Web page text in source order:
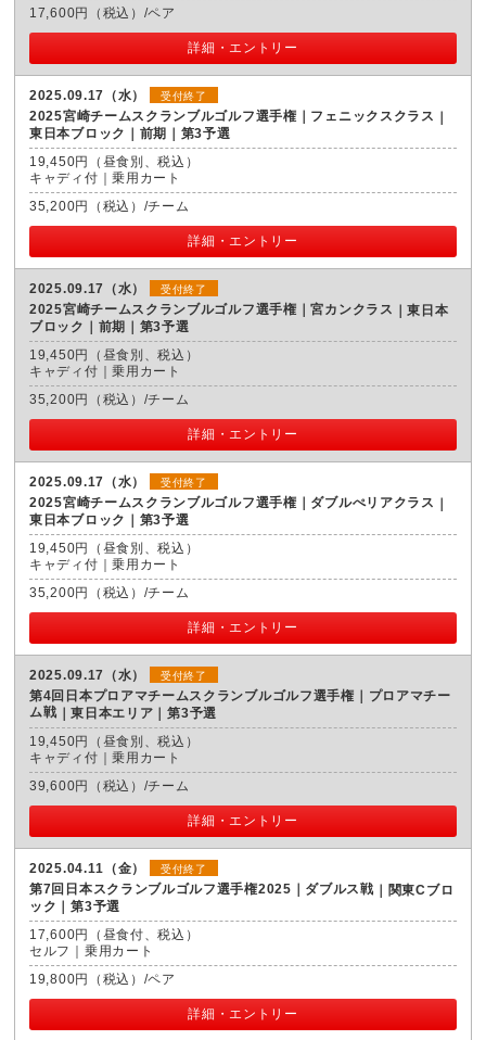
17,600円（税込）/ペア
詳細・エントリー
2025.09.17（水） 受付終了
2025宮崎チームスクランブルゴルフ選手権｜フェニックスクラス
東日本ブロック｜前期｜第3予選
19,450円（昼食別、税込）
キャディ付｜乗用カート
35,200円（税込）/チーム
詳細・エントリー
2025.09.17（水） 受付終了
2025宮崎チームスクランブルゴルフ選手権｜宮カンクラス
東日本
ブロック｜前期｜第3予選
19,450円（昼食別、税込）
キャディ付｜乗用カート
35,200円（税込）/チーム
詳細・エントリー
2025.09.17（水） 受付終了
2025宮崎チームスクランブルゴルフ選手権｜ダブルぺリアクラス
東日本ブロック｜第3予選
19,450円（昼食別、税込）
キャディ付｜乗用カート
35,200円（税込）/チーム
詳細・エントリー
2025.09.17（水） 受付終了
第4回日本プロアマチームスクランブルゴルフ選手権｜プロアマチー
ム戦
東日本エリア｜第3予選
19,450円（昼食別、税込）
キャディ付｜乗用カート
39,600円（税込）/チーム
詳細・エントリー
2025.04.11（金） 受付終了
第7回日本スクランブルゴルフ選手権2025｜ダブルス戦
関東Cブロ
ック｜第3予選
17,600円（昼食付、税込）
セルフ｜乗用カート
19,800円（税込）/ペア
詳細・エントリー